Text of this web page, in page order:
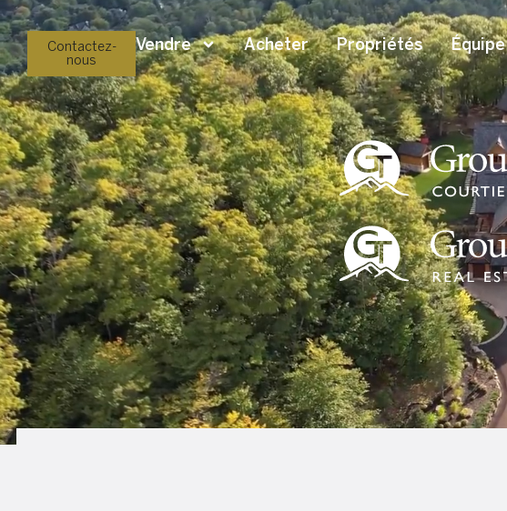
Contactez-
nous
Vendre Acheter Propriétés Équipe